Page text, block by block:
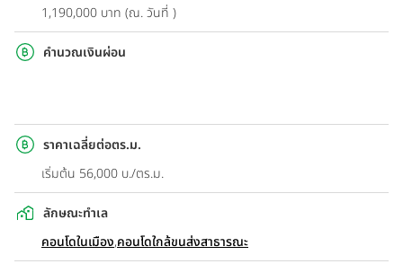
1,190,000 บาท (ณ. วันที่ )
คำนวณเงินผ่อน
ราคาเฉลี่ยต่อตร.ม.
เริ่มต้น 56,000 บ./ตร.ม.
ลักษณะทำเล
คอนโดในเมือง,คอนโดใกล้ขนส่งสาธารณะ